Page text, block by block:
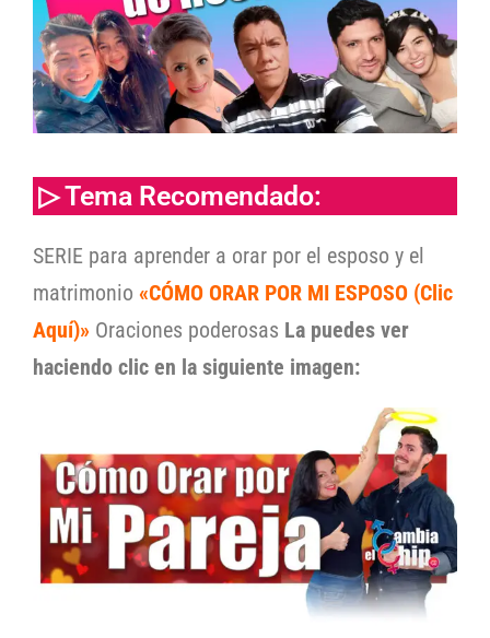
▷ Tema Recomendado:
SERIE para aprender a orar por el esposo y el
matrimonio «CÓMO ORAR POR MI ESPOSO (Clic
Aquí)» Oraciones poderosas La puedes ver
haciendo clic en la siguiente imagen: